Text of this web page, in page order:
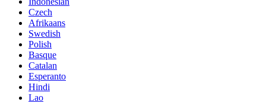
Czech
Afrikaans
Swedish
Polish
Basque
Catalan
Esperanto
Hindi
Lao